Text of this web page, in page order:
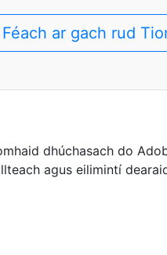
Féach ar gach rud
dhúchasach do
agus eilimintí